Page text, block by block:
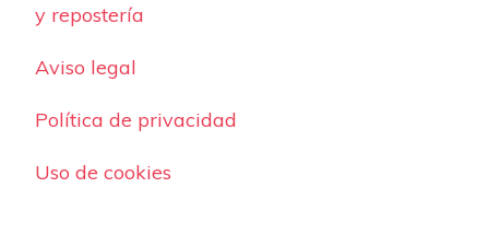
y repostería
Aviso legal
Política de privacidad
Uso de cookies